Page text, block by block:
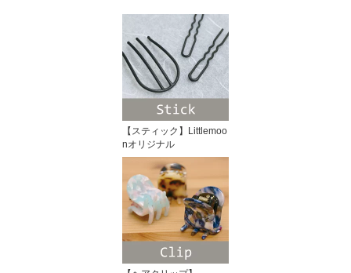
【スティック】Littlemoo
nオリジナル